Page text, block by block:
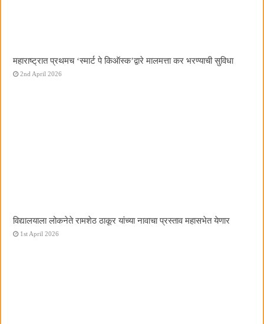
महाराष्ट्रात प्रथमच ‌‘स्मार्ट पे किऑस्क‌’द्वारे मालमत्ता कर भरण्याची सुविधा
2nd April 2026
विद्यालयाला लोकनेते रामशेठ ठाकूर यांच्या नावाचा प्रस्ताव महासभेत येणार
1st April 2026